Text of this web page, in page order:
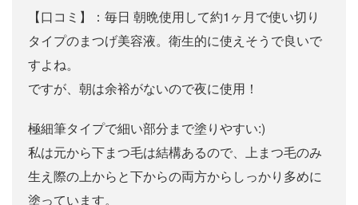
【口コミ】：毎日 朝晩使用して約1ヶ月で使い切り
タイプのまつげ美容液。衛生的に使えそうで良いで
すよね。
ですが、朝は余裕がないので夜に使用！
極細筆タイプで細い部分まで塗りやすい:)
私は元から下まつ毛は結構あるので、上まつ毛のみ
生え際の上からと下からの両方からしっかり多めに
塗っています。